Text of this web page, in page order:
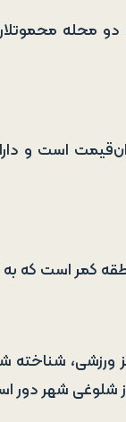
محموتلار و
است و
کمر است که
ورزشی،
از شلوغی شهر دور